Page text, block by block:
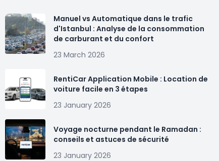
Manuel vs Automatique dans le trafic
d'Istanbul : Analyse de la consommation
de carburant et du confort
23 March 2026
RentiCar Application Mobile : Location de
voiture facile en 3 étapes
23 January 2026
Voyage nocturne pendant le Ramadan :
conseils et astuces de sécurité
23 January 2026